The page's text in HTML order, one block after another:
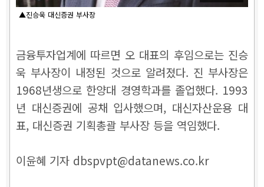
▲진승욱 대신증권 부사장
금융투자업계에 따르면 오 대표의 후임으로는 진승
욱 부사장이 내정된 것으로 알려졌다. 진 부사장은
1968년생으로 한양대 경영학과를 졸업했다. 1993
년 대신증권에 공채 입사했으며, 대신자산운용 대
표, 대신증권 기획총괄 부사장 등을 역임했다.
이윤혜 기자 dbspvpt@datanews.co.kr